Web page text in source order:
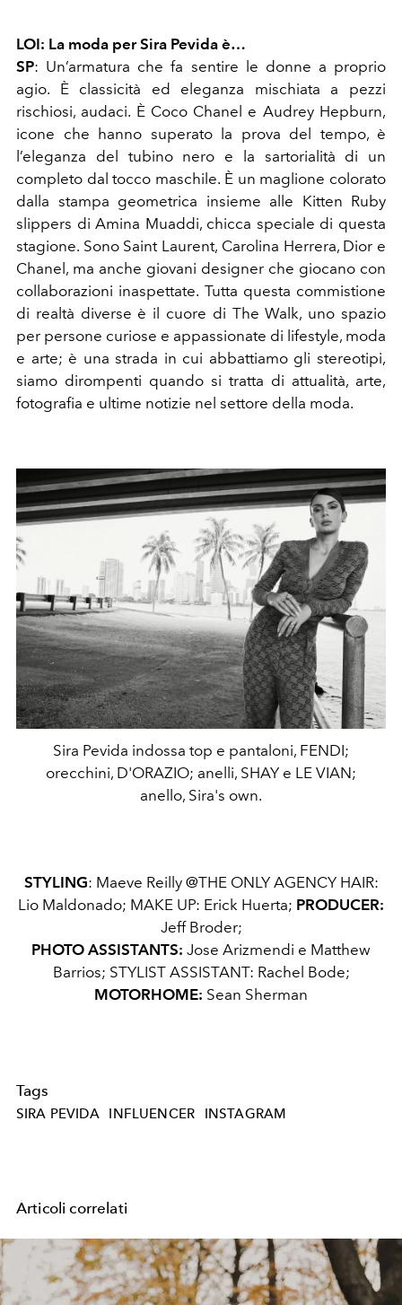
LOI: La moda per Sira Pevida è…
SP: Un’armatura che fa sentire le donne a proprio
agio. È classicità ed eleganza mischiata a pezzi
rischiosi, audaci. È Coco Chanel e Audrey Hepburn,
icone che hanno superato la prova del tempo, è
l’eleganza del tubino nero e la sartorialità di un
completo dal tocco maschile. È un maglione colorato
dalla stampa geometrica insieme alle Kitten Ruby
slippers di Amina Muaddi, chicca speciale di questa
stagione. Sono Saint Laurent, Carolina Herrera, Dior e
Chanel, ma anche giovani designer che giocano con
collaborazioni inaspettate. Tutta questa commistione
di realtà diverse è il cuore di The Walk, uno spazio
per persone curiose e appassionate di lifestyle, moda
e arte; è una strada in cui abbattiamo gli stereotipi,
siamo dirompenti quando si tratta di attualità, arte,
fotografia e ultime notizie nel settore della moda.
Sira Pevida indossa top e pantaloni, FENDI;
orecchini, D'ORAZIO; anelli, SHAY e LE VIAN;
anello, Sira's own.
STYLING: Maeve Reilly @THE ONLY AGENCY HAIR:
Lio Maldonado; MAKE UP: Erick Huerta; PRODUCER:
Jeff Broder;
PHOTO ASSISTANTS: Jose Arizmendi e Matthew
Barrios; STYLIST ASSISTANT: Rachel Bode;
MOTORHOME: Sean Sherman
Tags
SIRA PEVIDA INFLUENCER INSTAGRAM
Articoli correlati